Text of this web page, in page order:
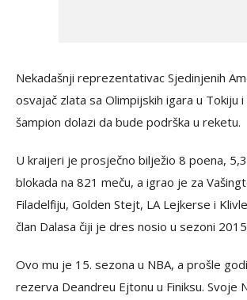
Nekadašnji reprezentativac Sjedinjenih
osvajač zlata sa Olimpijskih igara u Tokiju
šampion dolazi da bude podrška u reketu.
U kraijeri je prosječno bilježio 8 poena,
blokada na 821 meču, a igrao je za
Filadelfiju, Golden Stejt, LA Lejkerse i
član Dalasa čiji je dres nosio u sezoni
Ovo mu je 15. sezona u NBA, a prošle
rezerva Deandreu Ejtonu u Finiksu. Svoje